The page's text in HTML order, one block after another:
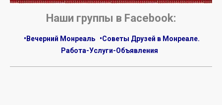
Наши группы в Facebook:
•Вечерний Монреаль
•Советы Друзей в Монреале.
Работа-Услуги-Объявления